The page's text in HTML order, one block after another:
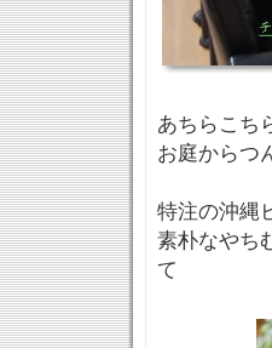
あちらこち
お庭からつ
特注の沖縄
素朴なやち
て